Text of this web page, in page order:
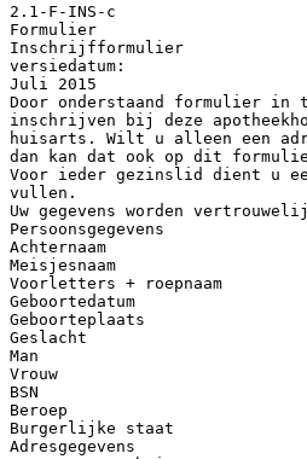
2.1-F-INS-c
Formulier
Inschrijfformulier
versiedatum:
Juli 2015
Door onderstaand formulier
inschrijven bij deze
huisarts. Wilt u alleen een
dan kan dat ook op dit
Voor ieder gezinslid dient u
vullen.
Uw gegevens worden
Persoonsgegevens
Achternaam
Meisjesnaam
Voorletters + roepnaam
Geboortedatum
Geboorteplaats
Geslacht
Man
Vrouw
BSN
Beroep
Burgerlijke staat
Adresgegevens